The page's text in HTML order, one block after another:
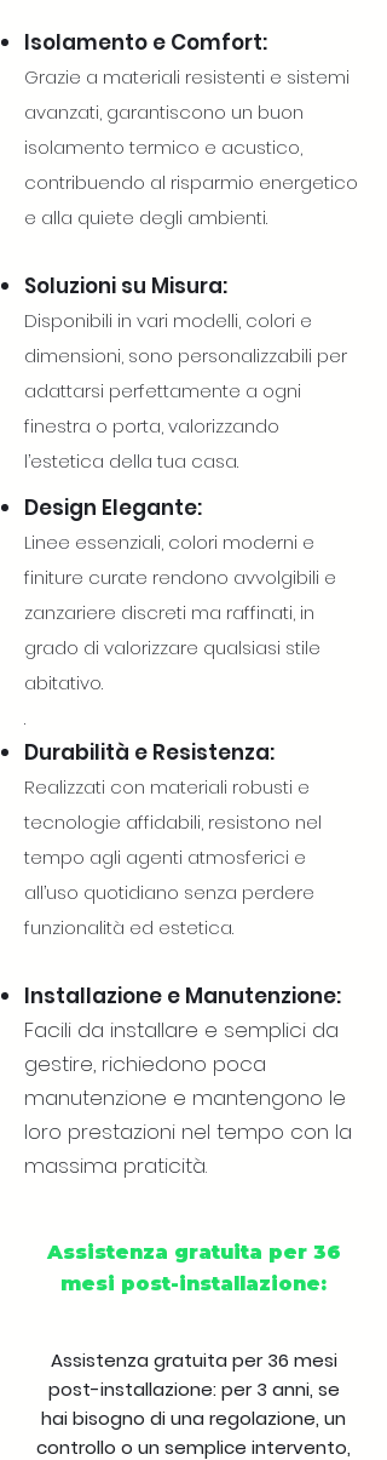
Isolamento e Comfort:
Grazie a materiali resistenti e sistemi
avanzati, garantiscono un buon
isolamento termico e acustico,
contribuendo al risparmio energetico
e alla quiete degli ambienti.
Soluzioni su Misura:
Disponibili in vari modelli, colori e
dimensioni, sono personalizzabili per
adattarsi perfettamente a ogni
finestra o porta, valorizzando
l’estetica della tua casa.
Design Elegante:
Linee essenziali, colori moderni e
finiture curate rendono avvolgibili e
zanzariere discreti ma raffinati, in
grado di valorizzare qualsiasi stile
abitativo.
.
Durabilità e Resistenza:
Realizzati con materiali robusti e
tecnologie affidabili, resistono nel
tempo agli agenti atmosferici e
all’uso quotidiano senza perdere
funzionalità ed estetica.
Installazione e Manutenzione:
Facili da installare e semplici da
gestire, richiedono poca
manutenzione e mantengono le
loro prestazioni nel tempo con la
massima praticità.
Assistenza gratuita per 36
mesi post-installazione:
Assistenza gratuita per 36 mesi
post-installazione: per 3 anni, se
hai bisogno di una regolazione, un
controllo o un semplice intervento,